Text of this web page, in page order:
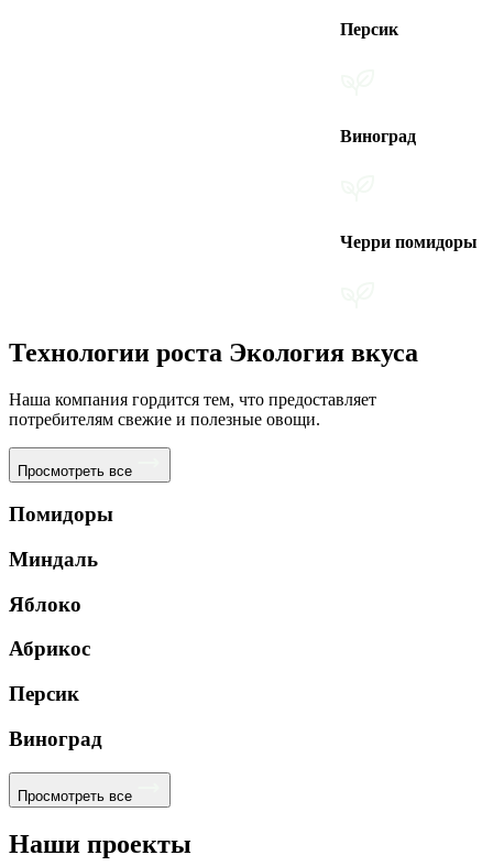
Виноград
Черри помидоры
Технологии роста Экология вкуса
Наша компания гордится тем, что предоставляет
потребителям свежие и полезные овощи.
Просмотреть все
Помидоры
Миндаль
Яблоко
Абрикос
Персик
Виноград
Просмотреть все
Наши проекты